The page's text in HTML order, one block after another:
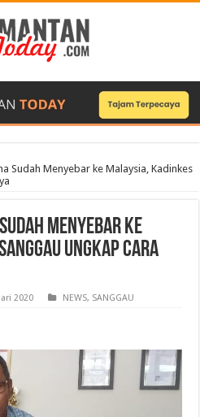
Sudah Menyebar ke Malaysia, Kadinkes
Menyebar ke
Ungkap Cara
2020 NEWS, SANGGAU